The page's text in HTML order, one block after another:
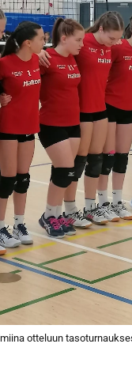
otteluun